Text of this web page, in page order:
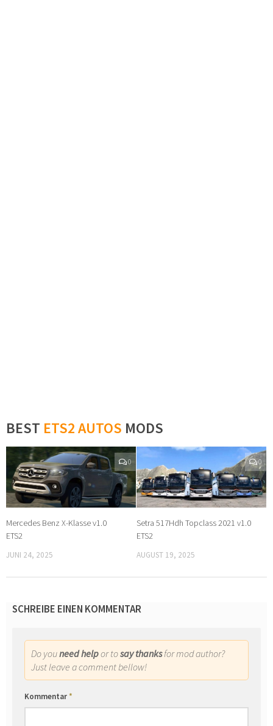
BEST ETS2 AUTOS MODS
0
Mercedes Benz X-Klasse v1.0
ETS2
JUNI 24, 2025
0
Setra 517Hdh Topclass 2021 v1.0
ETS2
AUGUST 19, 2025
SCHREIBE EINEN KOMMENTAR
Do youneed helpor tosay thanksfor mod author?
Just leave a comment bellow!
Kommentar*